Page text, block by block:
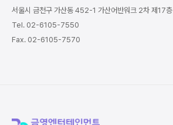
서울시 금천구 가산동 452-1 가산어반워크 2차 제17층
Tel. 02-6105-7550
Fax. 02-6105-7570